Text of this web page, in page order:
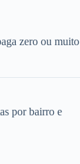
zero ou muito
por bairro e